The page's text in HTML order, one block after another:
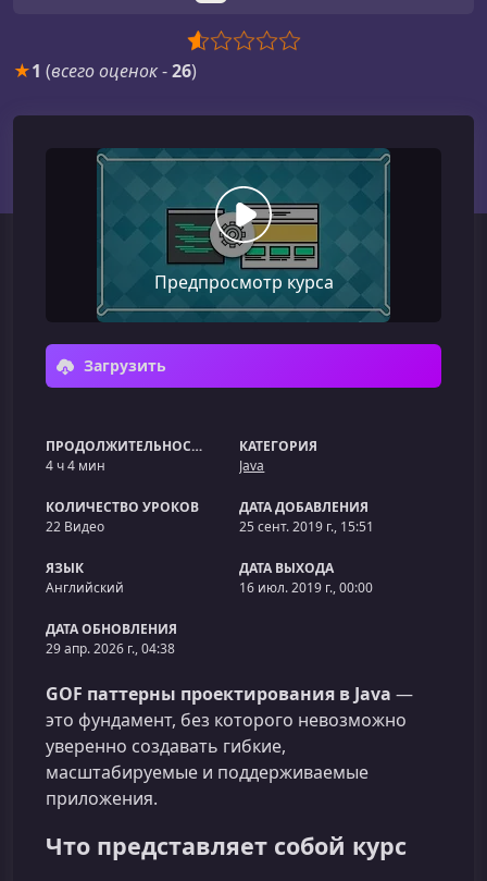
★1 (всего оценок-26)
Предпросмотр курса
Загрузить
ПРОДОЛЖИТЕЛЬНОСТЬ
4 ч 4 мин
КАТЕГОРИЯ
Java
КОЛИЧЕСТВО УРОКОВ
22 Видео
ДАТА ДОБАВЛЕНИЯ
25 сент. 2019 г., 15:51
ЯЗЫК
Английский
ДАТА ВЫХОДА
16 июл. 2019 г., 00:00
ДАТА ОБНОВЛЕНИЯ
29 апр. 2026 г., 04:38
GOF паттерны проектирования в Java —
это фундамент, без которого невозможно
уверенно создавать гибкие,
масштабируемые и поддерживаемые
приложения.
Что представляет собой курс